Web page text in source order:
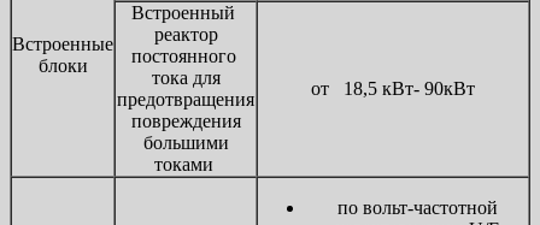
Встроенные
блоки
Встроенный
реактор
постоянного
тока для
предотвращения
повреждения
большими
токами
от 18,5 кВт- 90кВт
по вольт-частотной